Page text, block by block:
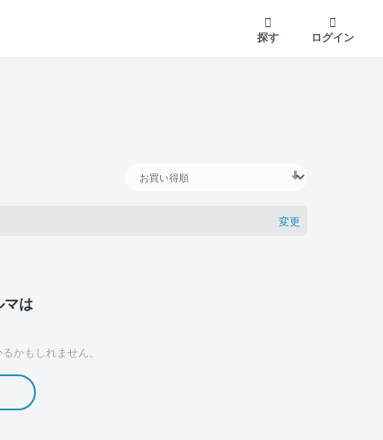
探す
ログイン
変更
マは
かもしれません。